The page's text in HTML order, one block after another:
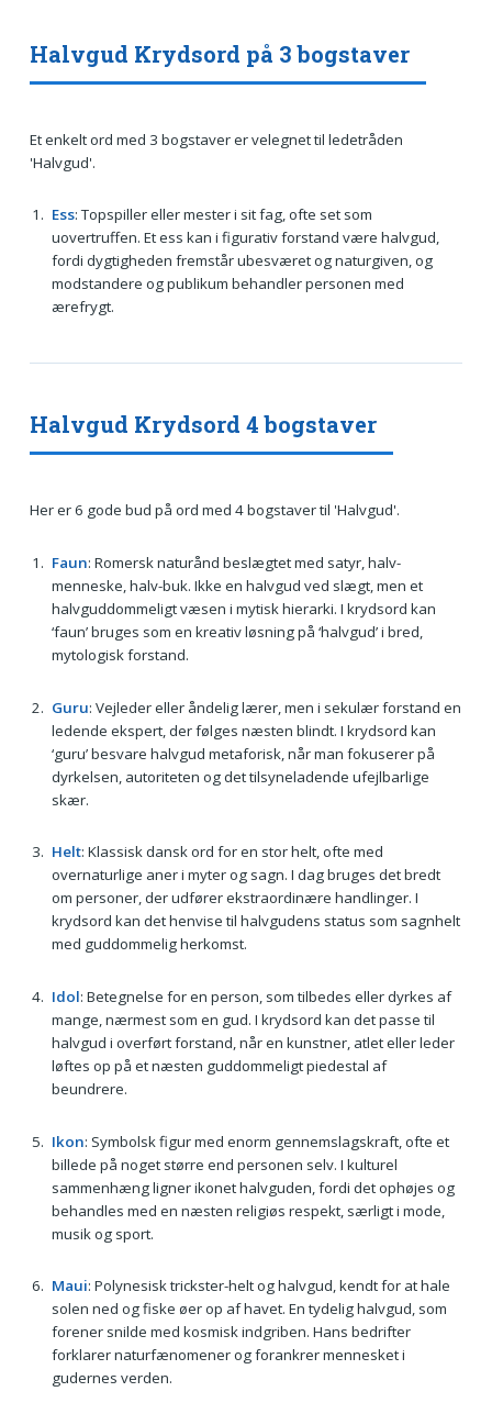
Halvgud Krydsord på 3 bogstaver
Et enkelt ord med 3 bogstaver er velegnet til ledetråden
'Halvgud'.
Ess: Topspiller eller mester i sit fag, ofte set som
uovertruffen. Et ess kan i figurativ forstand være halvgud,
fordi dygtigheden fremstår ubesværet og naturgiven, og
modstandere og publikum behandler personen med
ærefrygt.
Halvgud Krydsord 4 bogstaver
Her er 6 gode bud på ord med 4 bogstaver til 'Halvgud'.
Faun: Romersk naturånd beslægtet med satyr, halv-
menneske, halv-buk. Ikke en halvgud ved slægt, men et
halvguddommeligt væsen i mytisk hierarki. I krydsord kan
‘faun’ bruges som en kreativ løsning på ‘halvgud’ i bred,
mytologisk forstand.
Guru: Vejleder eller åndelig lærer, men i sekulær forstand en
ledende ekspert, der følges næsten blindt. I krydsord kan
‘guru’ besvare halvgud metaforisk, når man fokuserer på
dyrkelsen, autoriteten og det tilsyneladende ufejlbarlige
skær.
Helt: Klassisk dansk ord for en stor helt, ofte med
overnaturlige aner i myter og sagn. I dag bruges det bredt
om personer, der udfører ekstraordinære handlinger. I
krydsord kan det henvise til halvgudens status som sagnhelt
med guddommelig herkomst.
Idol: Betegnelse for en person, som tilbedes eller dyrkes af
mange, nærmest som en gud. I krydsord kan det passe til
halvgud i overført forstand, når en kunstner, atlet eller leder
løftes op på et næsten guddommeligt piedestal af
beundrere.
Ikon: Symbolsk figur med enorm gennemslagskraft, ofte et
billede på noget større end personen selv. I kulturel
sammenhæng ligner ikonet halvguden, fordi det ophøjes og
behandles med en næsten religiøs respekt, særligt i mode,
musik og sport.
Maui: Polynesisk trickster-helt og halvgud, kendt for at hale
solen ned og fiske øer op af havet. En tydelig halvgud, som
forener snilde med kosmisk indgriben. Hans bedrifter
forklarer naturfænomener og forankrer mennesket i
gudernes verden.